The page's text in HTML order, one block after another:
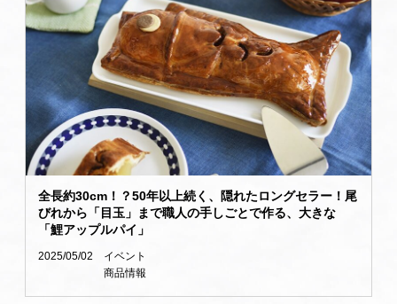
全長約30cm！？50年以上続く、隠れたロングセラー！尾
びれから「目玉」まで職人の手しごとで作る、大きな
「鯉アップルパイ」
2025/05/02
イベント
商品情報